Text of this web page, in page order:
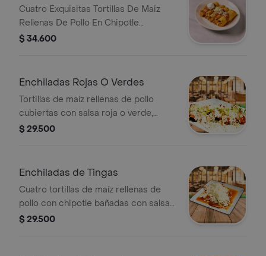
Cuatro Exquisitas Tortillas De Maiz
Rellenas De Pollo En Chipotle
Acompanadas De Crema De Leche Y
$ 34.600
Enchiladas Rojas O Verdes
Tortillas de maíz rellenas de pollo
cubiertas con salsa roja o verde,
lechuga, salsa de queso crema y
$ 29.500
Enchiladas de Tingas
Cuatro tortillas de maíz rellenas de
pollo con chipotle bañadas con salsa,
lechuga, queso crema y crema de
$ 29.500